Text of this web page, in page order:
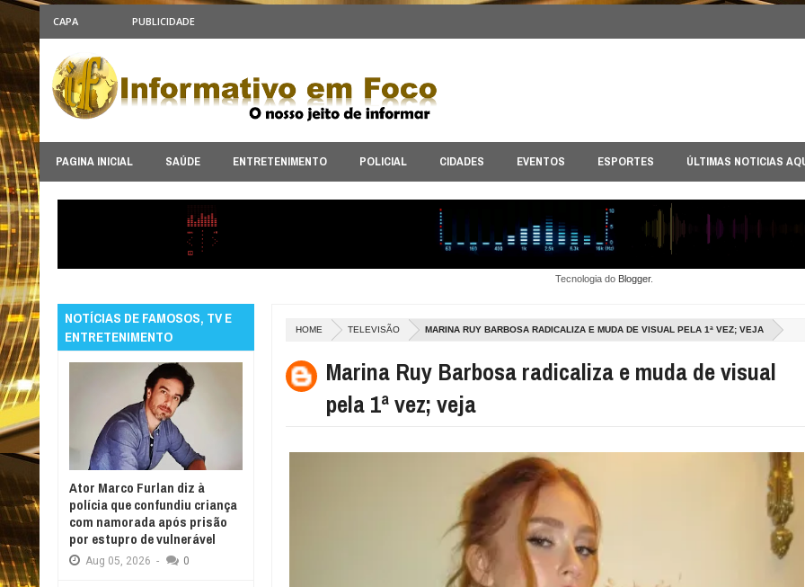
CAPA PUBLICIDADE
PAGINA INICIAL SAÚDE ENTRETENIMENTO POLICIAL CIDADES EVENTOS ESPORTES ÚLTIMAS NOTICIAS
Tecnologia do Blogger.
HOME TELEVISÃO MARINA RUY BARBOSA RADICALIZA E MUDA DE VISUAL PELA 1ª VEZ; VEJA
Marina Ruy Barbosa radicaliza e muda de visual
pela 1ª vez; veja
NOTÍCIAS DE FAMOSOS, TV E
ENTRETENIMENTO
Ator Marco Furlan diz à
polícia que confundiu criança
com namorada após prisão
por estupro de vulnerável
Aug 05, 2026 - 0